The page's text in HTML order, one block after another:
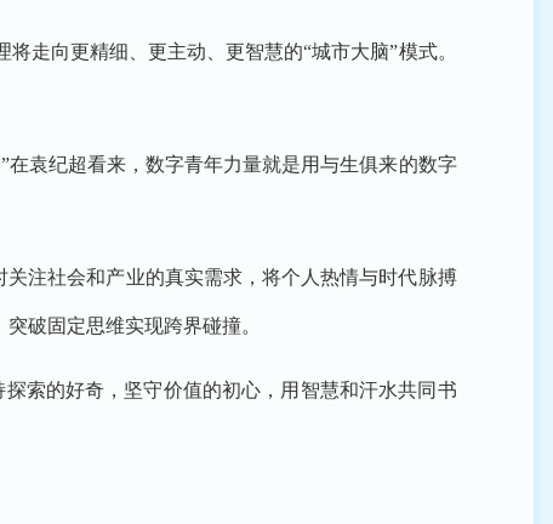
走向更精细、更主动、更智慧的“城市大脑”模式。
袁纪超看来，数字青年力量就是用与生俱来的数字
注社会和产业的真实需求，将个人热情与时代脉搏
破固定思维实现跨界碰撞。
索的好奇，坚守价值的初心，用智慧和汗水共同书